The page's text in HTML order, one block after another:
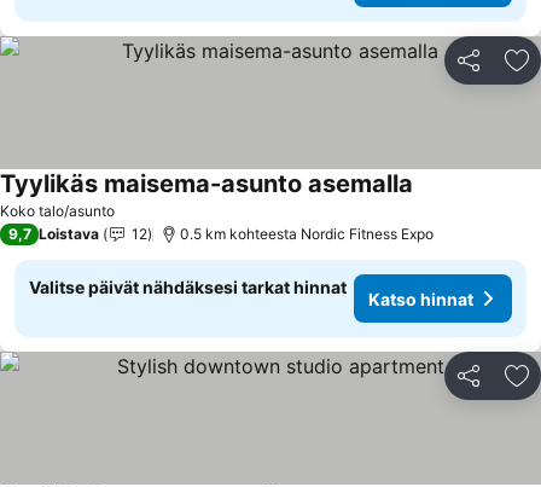
Jaa
Koko talo/asunto
Tyylikäs maisema-asunto asemalla
9,7 Loistava 12 0.5 km kohteesta Nordic Fitness Expo
Valitse päivät nähdäksesi tarkat hinnat
Katso hinnat
Jaa